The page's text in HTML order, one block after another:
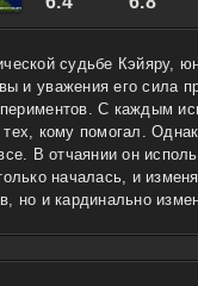
судьбе Кэйяру,
и уважения его сила
С каждым
кому помогал.
В отчаянии он
началась, и
но и кардинально